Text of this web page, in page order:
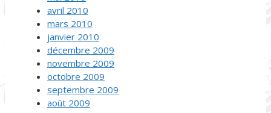
avril 2010
mars 2010
janvier 2010
décembre 2009
novembre 2009
octobre 2009
septembre 2009
août 2009